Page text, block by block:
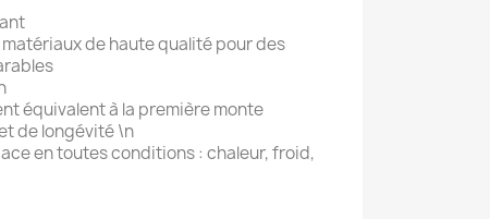
de haute qualité pour des
équivalent à la première monte
de longévité \n
en toutes conditions : chaleur, froid,